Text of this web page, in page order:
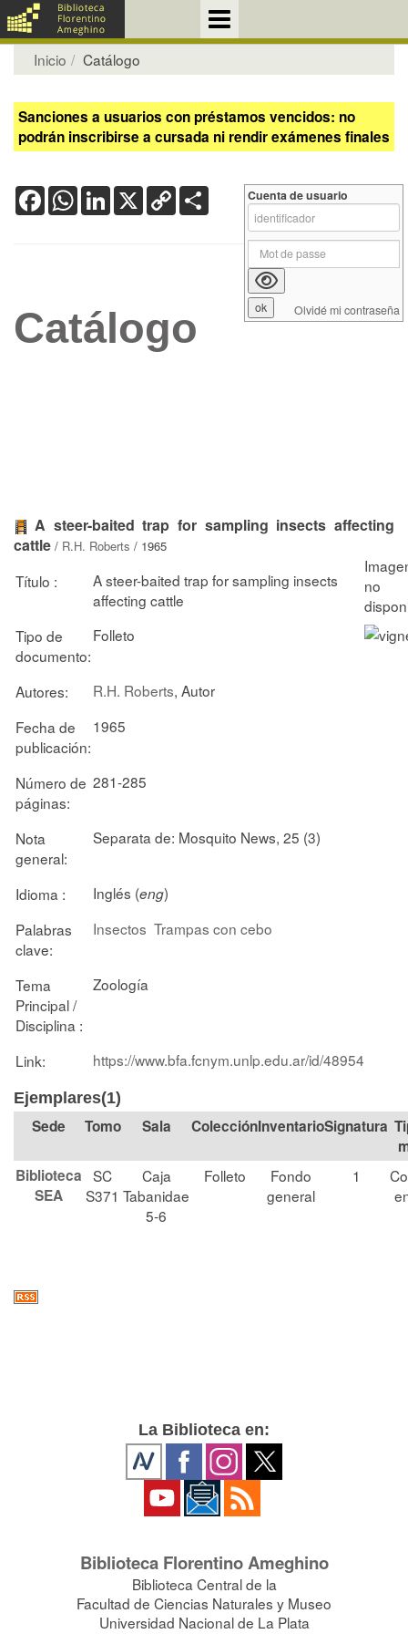
Inicio Catálogo
Sanciones a usuarios con préstamos vencidos: no
podrán inscribirse a cursada ni rendir exámenes finales
FacebookWhatsApp
LinkedIn
X Copy
Link
Catálogo
A steer-baited trap for sampling insects affecting
cattle / R.H. Roberts / 1965
Título :
A steer-baited trap for sampling insects
affecting cattle
Tipo de
documento:
Folleto
Autores: R.H. Roberts, Autor
Fecha de
publicación:
1965
Número de
páginas:
281-285
Nota
general:
Separata de: Mosquito News, 25 (3)
Idioma : Inglés (eng)
Palabras
clave:
Insectos Trampas con cebo
Tema
Principal /
Disciplina :
Zoología
Link: https://www.bfa.fcnym.unlp.edu.ar/id/48954
Ejemplares(1)
Tomo Sala Colección Signatura
Biblioteca
SEA
SC
S371
Caja
Tabanidae
5-6
Folleto
Fondo
general
1
Cuenta de usuario
Olvidé mi contraseña
La Biblioteca en:
Biblioteca Florentino Ameghino
Biblioteca Central de la
Facultad de Ciencias Naturales y Museo
Universidad Nacional de La Plata